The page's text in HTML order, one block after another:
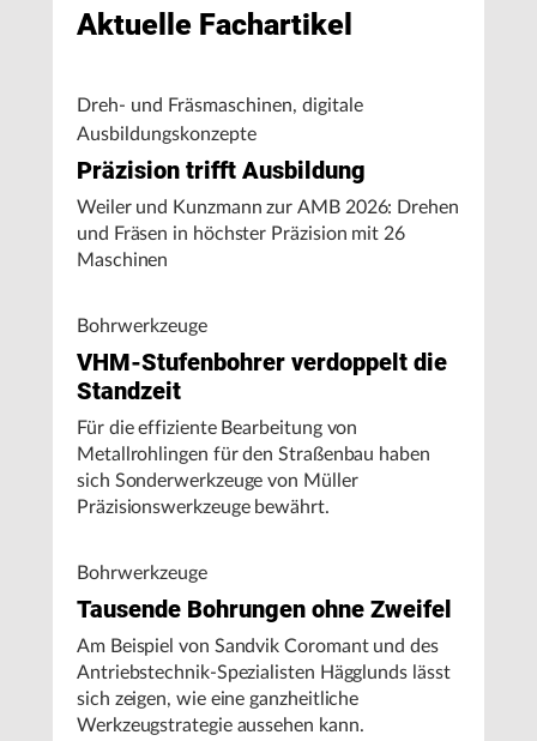
Aktuelle Fachartikel
Dreh- und Fräsmaschinen, digitale
Ausbildungskonzepte
Präzision trifft Ausbildung
Weiler und Kunzmann zur AMB 2026: Drehen
und Fräsen in höchster Präzision mit 26
Maschinen
Bohrwerkzeuge
VHM-Stufenbohrer verdoppelt die
Standzeit
Für die effiziente Bearbeitung von
Metallrohlingen für den Straßenbau haben
sich Sonderwerkzeuge von Müller
Präzisionswerkzeuge bewährt.
Bohrwerkzeuge
Tausende Bohrungen ohne Zweifel
Am Beispiel von Sandvik Coromant und des
Antriebstechnik-Spezialisten Hägglunds lässt
sich zeigen, wie eine ganzheitliche
Werkzeugstrategie aussehen kann.